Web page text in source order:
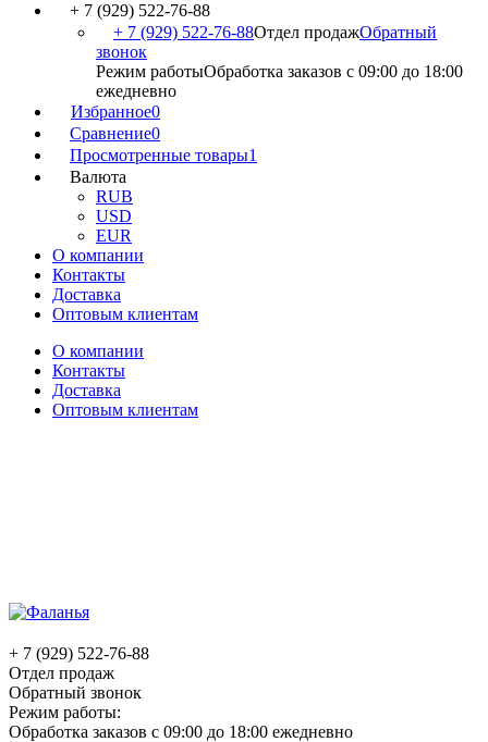
+ 7 (929) 522-76-88
+ 7 (929) 522-76-88Отдел продажОбратный
звонок
Режим работыОбработка заказов с 09:00 до 18:00
ежедневно
Избранное0
Сравнение0
Просмотренные товары1
Валюта
RUB
USD
EUR
О компании
Контакты
Доставка
Оптовым клиентам
О компании
Контакты
Доставка
Оптовым клиентам
+ 7 (929) 522-76-88
Отдел продаж
Обратный звонок
Режим работы:
Обработка заказов с 09:00 до 18:00 ежедневно